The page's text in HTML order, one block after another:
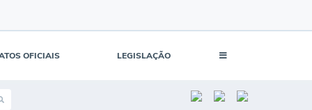
OFICIAIS LEGISLAÇÃO